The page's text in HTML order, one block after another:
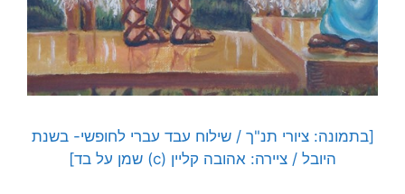
[בתמונה: ציורי תנ"ך / שילוח עבד עברי לחופשי- בשנת
היובל / ציירה: אהובה קליין (c) שמן על בד]